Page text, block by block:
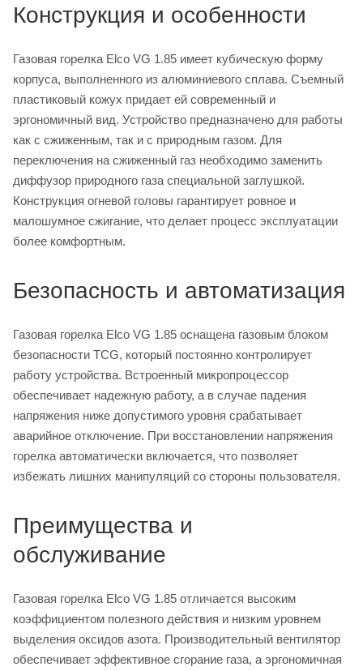
Конструкция и особенности
Газовая горелка Elco VG 1.85 имеет кубическую форму
корпуса, выполненного из алюминиевого сплава. Съемный
пластиковый кожух придает ей современный и
эргономичный вид. Устройство предназначено для работы
как с сжиженным, так и с природным газом. Для
переключения на сжиженный газ необходимо заменить
диффузор природного газа специальной заглушкой.
Конструкция огневой головы гарантирует ровное и
малошумное сжигание, что делает процесс эксплуатации
более комфортным.
Безопасность и автоматизация
Газовая горелка Elco VG 1.85 оснащена газовым блоком
безопасности TCG, который постоянно контролирует
работу устройства. Встроенный микропроцессор
обеспечивает надежную работу, а в случае падения
напряжения ниже допустимого уровня срабатывает
аварийное отключение. При восстановлении напряжения
горелка автоматически включается, что позволяет
избежать лишних манипуляций со стороны пользователя.
Преимущества и
обслуживание
Газовая горелка Elco VG 1.85 отличается высоким
коэффициентом полезного действия и низким уровнем
выделения оксидов азота. Производительный вентилятор
обеспечивает эффективное сгорание газа, а эргономичная